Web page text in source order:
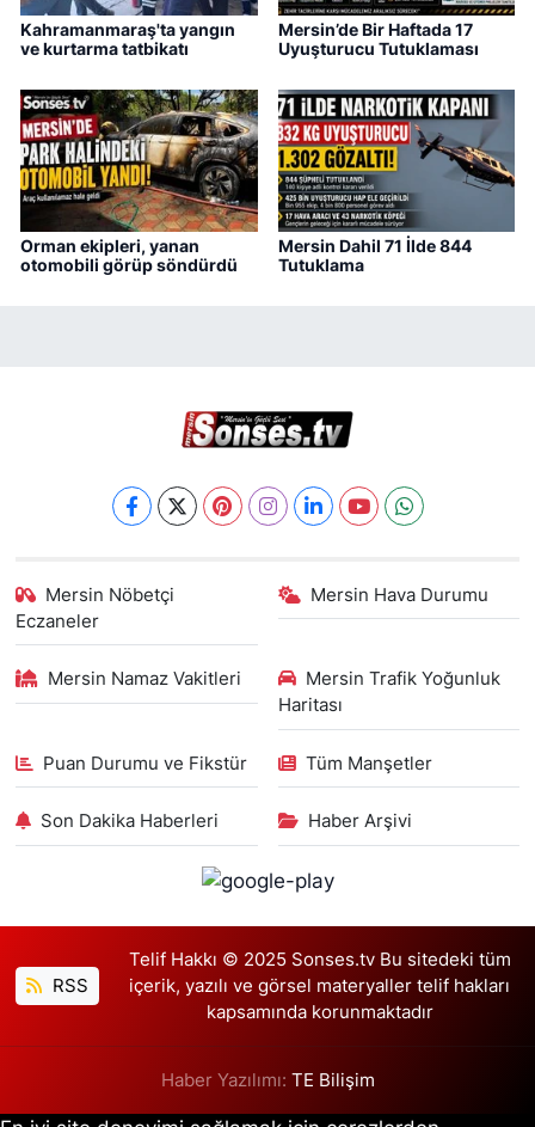
Kahramanmaraş'ta yangın
ve kurtarma tatbikatı
Mersin’de Bir Haftada 17
Uyuşturucu Tutuklaması
Orman ekipleri, yanan
otomobili görüp söndürdü
Mersin Dahil 71 İlde 844
Tutuklama
Mersin Nöbetçi
Eczaneler
Mersin Hava Durumu
Mersin Namaz Vakitleri
Mersin Trafik Yoğunluk
Haritası
Puan Durumu ve Fikstür Tüm Manşetler
Son Dakika Haberleri Haber Arşivi
RSS
Telif Hakkı © 2025 Sonses.tv Bu sitedeki tüm
içerik, yazılı ve görsel materyaller telif hakları
kapsamında korunmaktadır
Haber Yazılımı: TE Bilişim